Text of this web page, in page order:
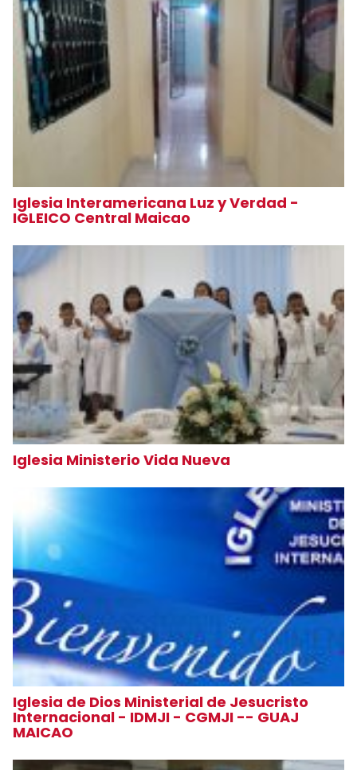
Iglesia Interamericana Luz y Verdad -
IGLEICO Central Maicao
Iglesia Ministerio Vida Nueva
Iglesia de Dios Ministerial de Jesucristo
Internacional - IDMJI - CGMJI -- GUAJ
MAICAO